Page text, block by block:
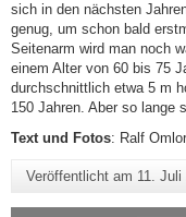
sich in den nächsten
genug, um schon bald
Seitenarm wird man noch
einem Alter von 60 bis 75
durchschnittlich etwa 5 m
150 Jahren. Aber so lange
Text und Fotos: Ralf
Veröffentlicht am 11. Juli